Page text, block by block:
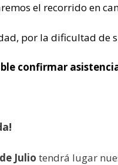
el recorrido en
por la dificultad de
confirmar
Julio tendrá lugar